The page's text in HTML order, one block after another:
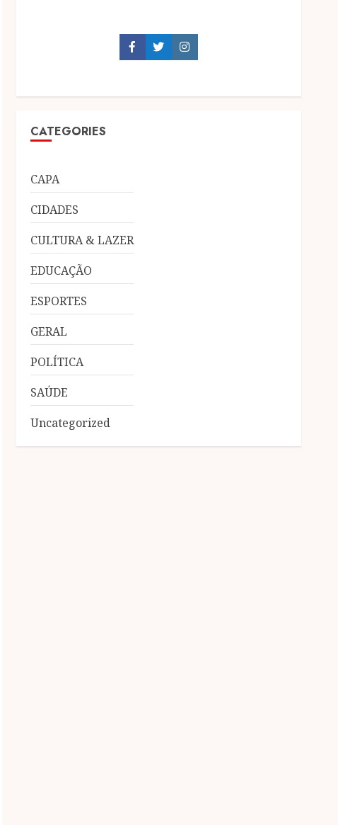
Facebook
TwitterInstagram
CATEGORIES
CAPA
CIDADES
CULTURA & LAZER
EDUCAÇÃO
ESPORTES
GERAL
POLÍTICA
SAÚDE
Uncategorized